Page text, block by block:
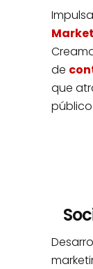
de
que